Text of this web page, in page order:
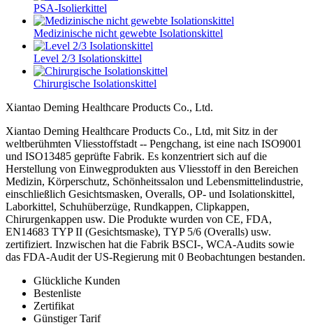
PSA-Isolierkittel
Medizinische nicht gewebte Isolationskittel
Level 2/3 Isolationskittel
Chirurgische Isolationskittel
Xiantao Deming Healthcare Products Co., Ltd.
Xiantao Deming Healthcare Products Co., Ltd, mit Sitz in der
weltberühmten Vliesstoffstadt -- Pengchang, ist eine nach ISO9001
und ISO13485 geprüfte Fabrik. Es konzentriert sich auf die
Herstellung von Einwegprodukten aus Vliesstoff in den Bereichen
Medizin, Körperschutz, Schönheitssalon und Lebensmittelindustrie,
einschließlich Gesichtsmasken, Overalls, OP- und Isolationskittel,
Laborkittel, Schuhüberzüge, Rundkappen, Clipkappen,
Chirurgenkappen usw. Die Produkte wurden von CE, FDA,
EN14683 TYP II (Gesichtsmaske), TYP 5/6 (Overalls) usw.
zertifiziert. Inzwischen hat die Fabrik BSCI-, WCA-Audits sowie
das FDA-Audit der US-Regierung mit 0 Beobachtungen bestanden.
Glückliche Kunden
Bestenliste
Zertifikat
Günstiger Tarif